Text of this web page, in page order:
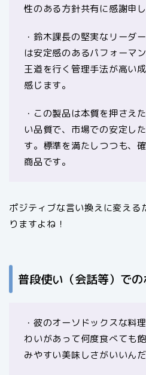
性のある方針共有に感謝申し
・鈴木課長の堅実なリーダ
は安定感のあるパフォーマ
王道を行く管理手法が高い
感じます。
・この製品は本質を押さえ
い品質で、市場での安定し
す。標準を満たしつつも、
商品です。
ポジティブな言い換えに変える
りますよね！
普段使い（会話等）で
・彼のオーソドックスな料
わいがあって何度食べても
みやすい美味しさがいいんだ